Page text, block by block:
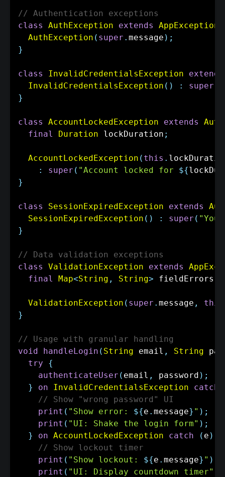
// Authentication exceptions
class
AuthException extends AppException
AuthException ( super . message ) ;
}
class InvalidCredentialsException
extends
InvalidCredentialsException ( ) : super
}
class AccountLockedException extends
final
Duration lockDuration ;
AccountLockedException ( this .
:
super ( "Account locked for ${
}
class SessionExpiredException extends
SessionExpiredException ( ) : super (
}
// Data validation exceptions
class
ValidationException extends
final
Map<String , String> fieldErrors
ValidationException ( super . message , this
}
// Usage with granular handling
void
handleLogin ( String email , String
try
{
authenticateUser ( email , password ) ;
}
on InvalidCredentialsException catch
// Show "wrong password" UI
print ( "Show error: ${e . message} " ) ;
print ( "UI: Shake the login form" ) ;
}
on AccountLockedException catch ( e )
// Show lockout timer
print ( "Show lockout: ${e . message} " )
print ( "UI: Display countdown timer"